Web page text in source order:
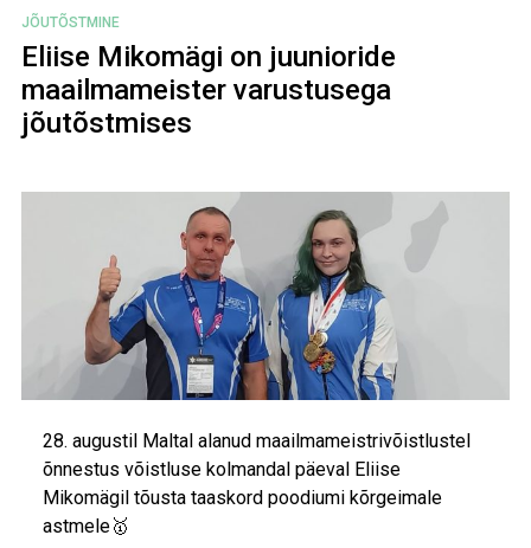
JÕUTÕSTMINE
Eliise Mikomägi on juunioride
maailmameister varustusega
jõutõstmises
28. augustil Maltal alanud maailmameistrivõistlustel
õnnestus võistluse kolmandal päeval Eliise
Mikomägil tõusta taaskord poodiumi kõrgeimale
astmele🥇